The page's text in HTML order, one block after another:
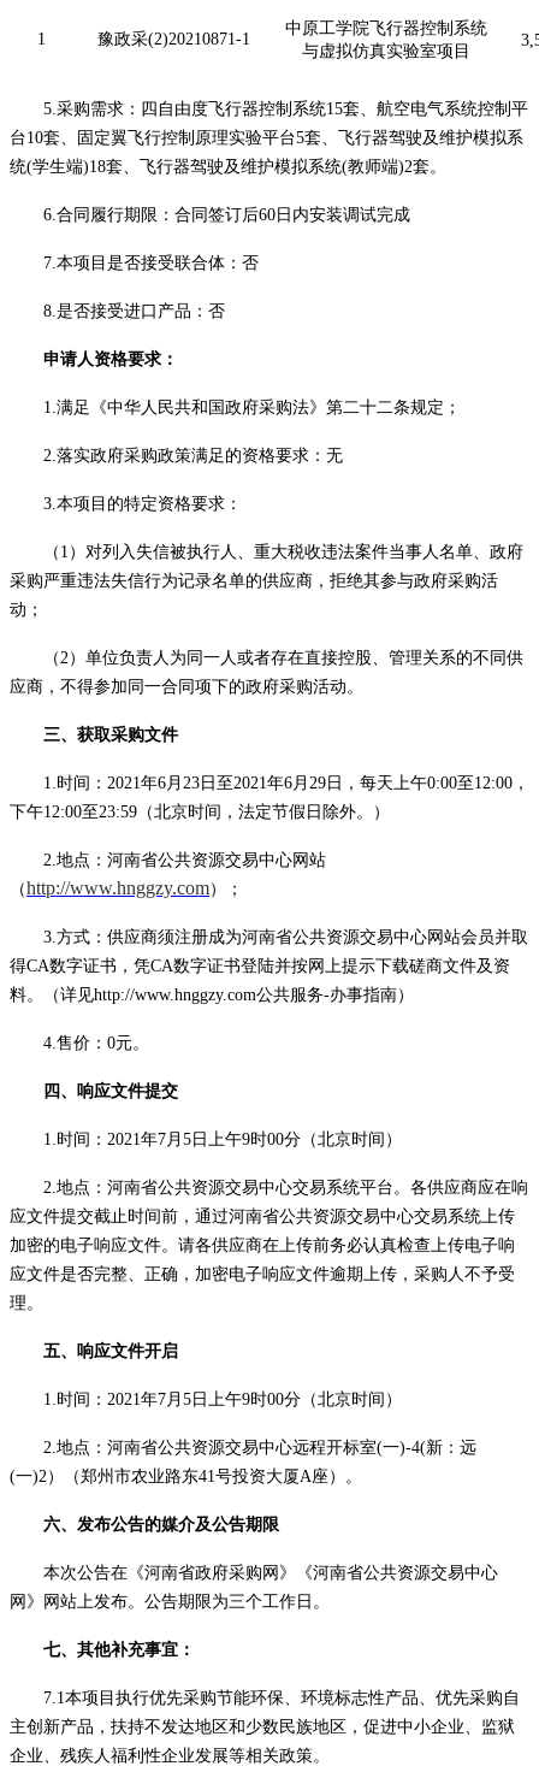
1 豫政采(2)20210871-1
中原工学院飞行器控制系统
与虚拟仿真实验室项目
5.采购需求：四自由度飞行器控制系统15套、航空电气系统控制平
台10套、固定翼飞行控制原理实验平台5套、飞行器驾驶及维护模拟系
统(学生端)18套、飞行器驾驶及维护模拟系统(教师端)2套。
6.合同履行期限： 合同 签订后60日内安装调试完成
7.本项目是否接受联合体：否
8.是否接受进口产品： 否
申请人资格要求：
1.满足《中华人民共和国政府采购法》第二十二条规定；
2.落实政府采购政策满足的资格要求：无
3.本项目的特定资格要求：
（ 1）对列入失信被执行人、重大税收违法案件当事人名单、政府
采购严重违法失信行为记录名单的供应商，拒绝其参与政府采购活
动；
（2） 单位负责人为同一人或者存在直接控股、管理关系的不同供
应商，不得参加同一合同项下的政府采购活动。
三、获取采购文件
1.时间：2021年6月 23 日至2021年6月 29 日，每天上午0:00至12:00，
下午12:00至23:59（北京时间，法定节假日除外。）
2.地点：河南省公共资源交易中心网站
（http://www.hnggzy.com）；
3.方式：供应商须注册成为河南省公共资源交易中心网站会员并取
得CA数字证书，凭CA数字证书登陆并按网上提示下载磋商文件及资
料。（详见http://www.hnggzy.com公共服务-办事指南）
4.售价：0元。
四、响应文件提交
1.时间：2021年7月 5 日上午9时00分（北京时间）
2.地点：河南省公共资源交易中心交易系统平台。各供应商应在响
应文件提交截止时间前，通过河南省公共资源交易中心交易系统上传
加密的电子响应文件。请各供应商在上传前务必认真检查上传电子响
应文件是否完整、正确，加密电子响应文件逾期上传，采购人不予受
理。
五、响应文件开启
1.时间：2021年7月 5 日上午9时00分（北京时间）
2.地点：河南省公共资源交易中心远程开标室(一)-4(新：远
(一)2）（郑州市农业路东41号投资大厦A座）。
六、发布公告的媒介及公告期限
本次公告在《河南省政府采购网》《河南省公共资源交易中心
网》网站上发布。公告期限为三个工作日。
七、其他补充事宜：
7.1本项目执行优先采购节能环保、环境标志性产品、优先采购自
主创新产品，扶持不发达地区和少数民族地区，促进中小企业、监狱
企业、残疾人福利性企业发展等相关政策。